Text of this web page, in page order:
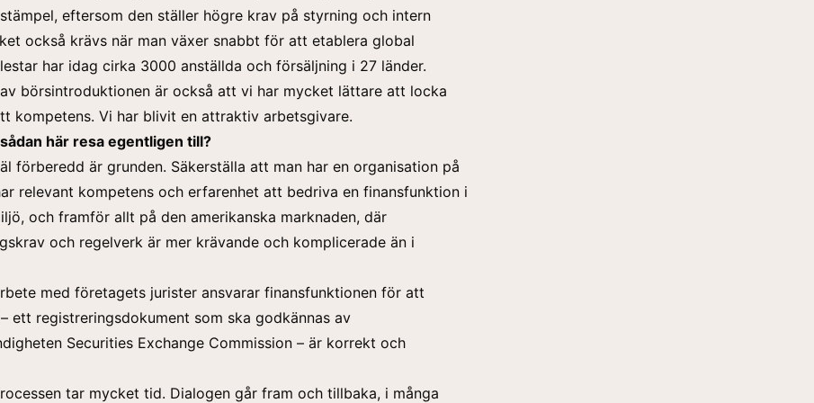
eftersom den ställer högre krav på styrning och intern
också krävs när man växer snabbt för att etablera global
har idag cirka 3000 anställda och försäljning i 27 länder.
börsintroduktionen är också att vi har mycket lättare att locka
kompetens. Vi har blivit en attraktiv arbetsgivare.
här resa egentligen till?
förberedd är grunden. Säkerställa att man har en organisation på
relevant kompetens och erfarenhet att bedriva en finansfunktion i
och framför allt på den amerikanska marknaden, där
och regelverk är mer krävande och komplicerade än i
med företagets jurister ansvarar finansfunktionen för att
ett registreringsdokument som ska godkännas av
Securities Exchange Commission – är korrekt och
tar mycket tid. Dialogen går fram och tillbaka, i många